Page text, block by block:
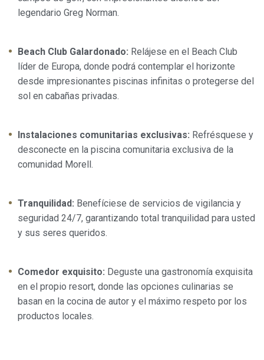
legendario Greg Norman.
Beach Club Galardonado: Relájese en el Beach Club
líder de Europa, donde podrá contemplar el horizonte
desde impresionantes piscinas infinitas o protegerse del
sol en cabañas privadas.
Instalaciones comunitarias exclusivas: Refrésquese y
desconecte en la piscina comunitaria exclusiva de la
comunidad Morell.
Tranquilidad: Benefíciese de servicios de vigilancia y
seguridad 24/7, garantizando total tranquilidad para usted
y sus seres queridos.
Comedor exquisito: Deguste una gastronomía exquisita
en el propio resort, donde las opciones culinarias se
basan en la cocina de autor y el máximo respeto por los
productos locales.
relacionada con el perfil de navegación del usuario.